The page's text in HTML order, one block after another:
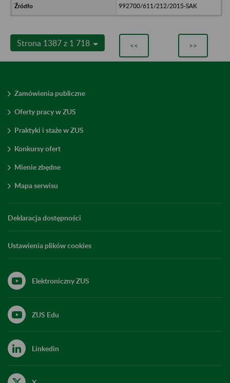
992700/611/212/2015-SAK
Strona 1387 z 1 718 << >>
Zamówienia publiczne
Oferty pracy w ZUS
Praktyki i staże w ZUS
Konkursy ofert
Mienie zbędne
Mapa serwisu
Deklaracja dostępności
Ustawienia plików cookies
Elektroniczny ZUS
ZUS Edu
Linkedin